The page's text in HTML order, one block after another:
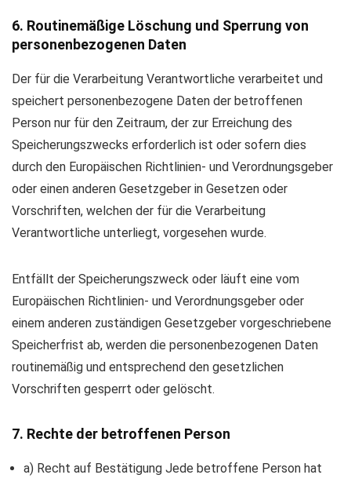
6. Routinemäßige Löschung und Sperrung von
personenbezogenen Daten
Der für die Verarbeitung Verantwortliche verarbeitet und
speichert personenbezogene Daten der betroffenen
Person nur für den Zeitraum, der zur Erreichung des
Speicherungszwecks erforderlich ist oder sofern dies
durch den Europäischen Richtlinien- und Verordnungsgeber
oder einen anderen Gesetzgeber in Gesetzen oder
Vorschriften, welchen der für die Verarbeitung
Verantwortliche unterliegt, vorgesehen wurde.
Entfällt der Speicherungszweck oder läuft eine vom
Europäischen Richtlinien- und Verordnungsgeber oder
einem anderen zuständigen Gesetzgeber vorgeschriebene
Speicherfrist ab, werden die personenbezogenen Daten
routinemäßig und entsprechend den gesetzlichen
Vorschriften gesperrt oder gelöscht.
7. Rechte der betroffenen Person
a) Recht auf Bestätigung Jede betroffene Person hat